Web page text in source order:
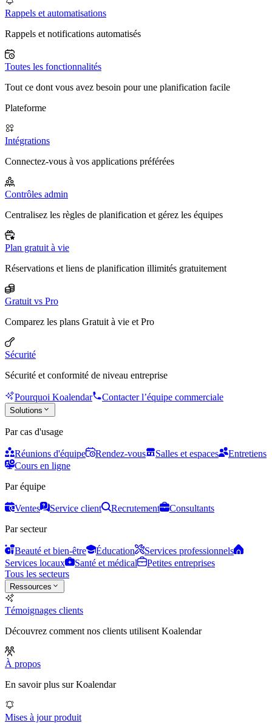
Rappels et automatisations
Rappels et notifications automatisés
Toutes les fonctionnalités
Tout ce dont vous avez besoin pour une planification facile
Plateforme
Intégrations
Connectez-vous à vos applications préférées
Contrôles admin
Centralisez les règles de planification et gérez les équipes
Plan gratuit à vie
Réservations et liens de planification illimités gratuitement
Gratuit vs Pro
Comparez les plans Gratuit à vie et Pro
Sécurité
Sécurité et conformité de niveau entreprise
Pourquoi Koalendar Contacter l’équipe commerciale
Solutions
Par cas d'usage
Réunions d'équipe Rendez-vous Salles et espaces
Entretiens
Cours en ligne
Par équipe
Ventes Service client Recrutement
Consultants
Par secteur
Beauté et bien-être Éducation
Services professionnels
Services locaux
Santé et médical
Petites entreprises
Tous les secteurs
Ressources
Témoignages clients
Découvrez comment nos clients utilisent Koalendar
À propos
En savoir plus sur Koalendar
Mises à jour produit